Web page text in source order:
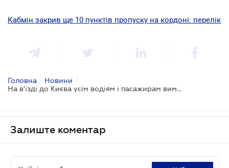
Кабмін закрив ще 10 пунктів пропуску на кордоні: перелік
Головна / Новини /
На в'їзді до Києва усім водіям і пасажирам вимірюватимуть температуру
Залиште коментар